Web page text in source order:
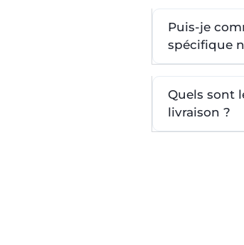
Puis-je
spécifique
Quels sont
livraison ?